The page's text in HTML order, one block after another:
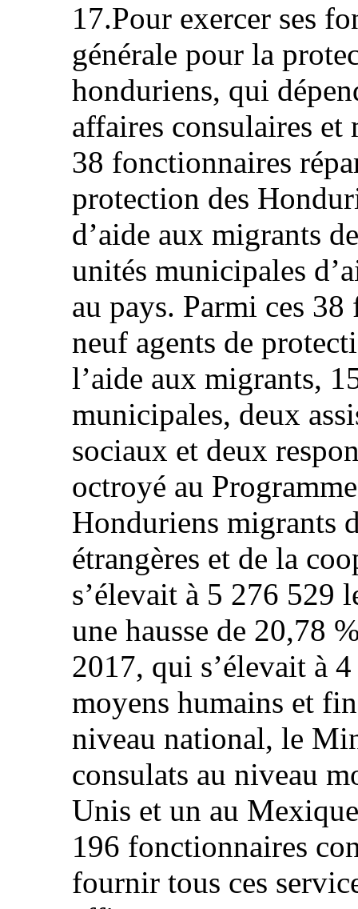
17.Pour exercer ses
générale pour la
honduriens, qui
affaires consulaires et
38 fonctionnaires
protection des
d’aide aux migrants
unités municipales
au pays. Parmi ces
neuf agents de
l’aide aux migrants,
municipales, deux
sociaux et deux
octroyé au
Honduriens migrants
étrangères et de la
s’élevait à 5 276 529
une hausse de 20,78
2017, qui s’élevait à
moyens humains et
niveau national, le
consulats au niveau
Unis et un au
196 fonctionnaires
fournir tous ces